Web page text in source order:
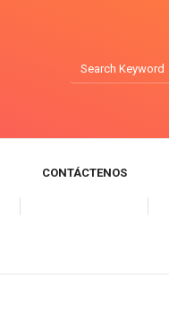
CONTÁCTENOS